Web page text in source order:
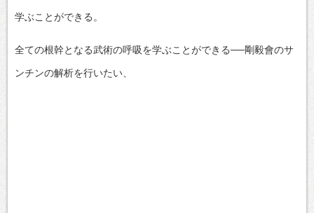
学ぶことができる。
全ての根幹となる武術の呼吸を学ぶことができる──剛毅會のサ
ンチンの解析を行いたい、